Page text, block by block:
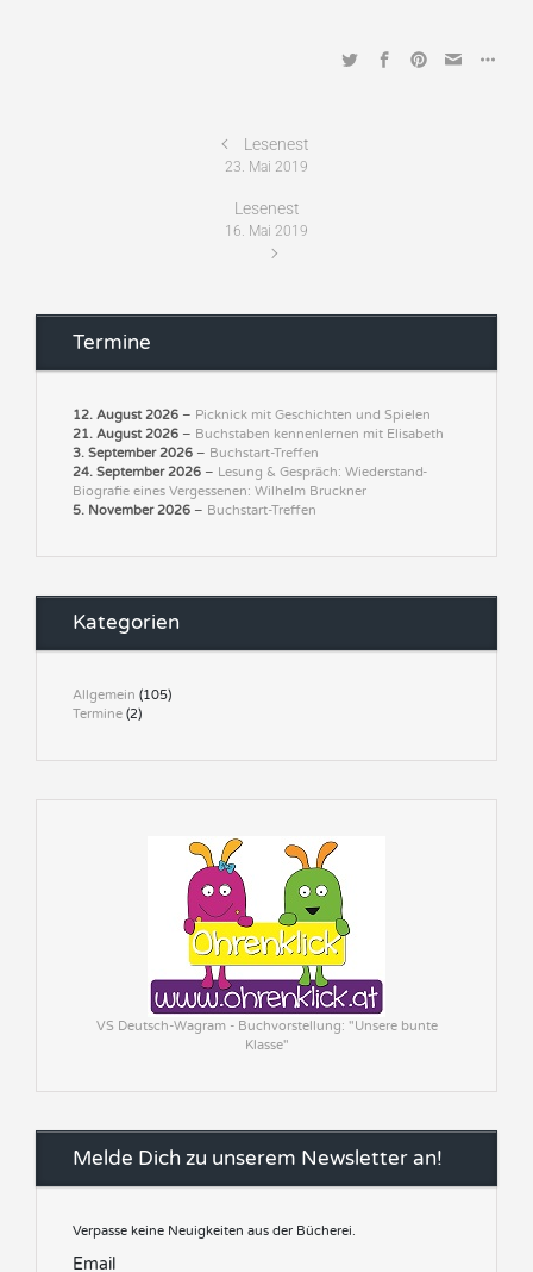
Lesenest
23. Mai 2019
Lesenest
16. Mai 2019
Termine
12. August 2026 – Picknick mit Geschichten und Spielen
21. August 2026 – Buchstaben kennenlernen mit Elisabeth
3. September 2026 – Buchstart-Treffen
24. September 2026 – Lesung & Gespräch: Wiederstand-
Biografie eines Vergessenen: Wilhelm Bruckner
5. November 2026 – Buchstart-Treffen
Kategorien
Allgemein (105)
Termine (2)
VS Deutsch-Wagram - Buchvorstellung: "Unsere bunte
Klasse"
Melde Dich zu unserem Newsletter an!
Verpasse keine Neuigkeiten aus der Bücherei.
Email